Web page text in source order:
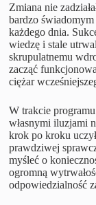
Zmiana nie
bardzo
każdego dnia.
wiedzę i stale
skrupulatnemu
zacząć
ciężar
W trakcie
własnymi iluzjami
krok po kroku
prawdziwej
myśleć o
ogromną
odpowiedzialność